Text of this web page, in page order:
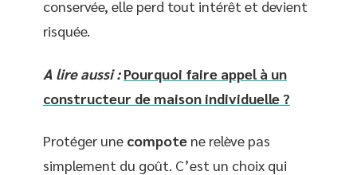
conservée, elle perd tout intérêt et devient
risquée.
A lire aussi : Pourquoi faire appel à un
constructeur de maison individuelle ?
Protéger une compote ne relève pas
simplement du goût. C’est un choix qui